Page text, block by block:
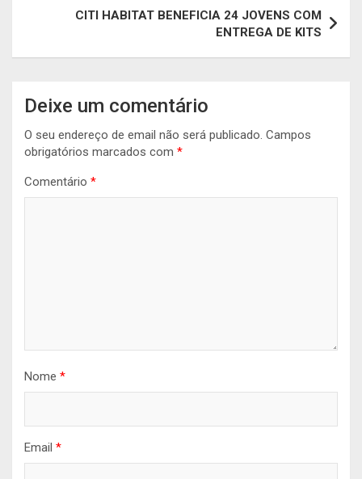
CITI HABITAT BENEFICIA 24 JOVENS COM
ENTREGA DE KITS
Deixe um comentário
O seu endereço de email não será publicado. Campos
obrigatórios marcados com *
Comentário *
Nome *
Email *